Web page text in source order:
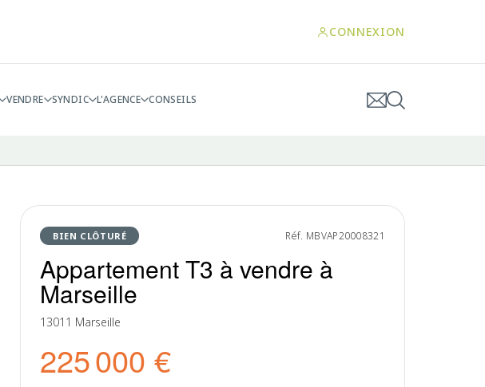
CONNEXION
VENDRE SYNDIC L'AGENCE CONSEILS
BIEN CLÔTURÉ Réf. MBVAP20008321
Appartement T3 à vendre à
Marseille
13011 Marseille
225 000 €